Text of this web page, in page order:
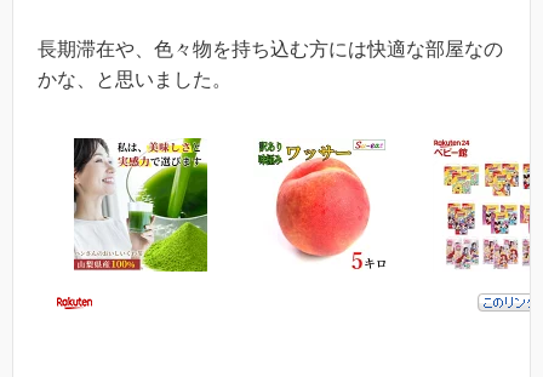
長期滞在や、色々物を持ち込む方には快適な部屋なの
かな、と思いました。